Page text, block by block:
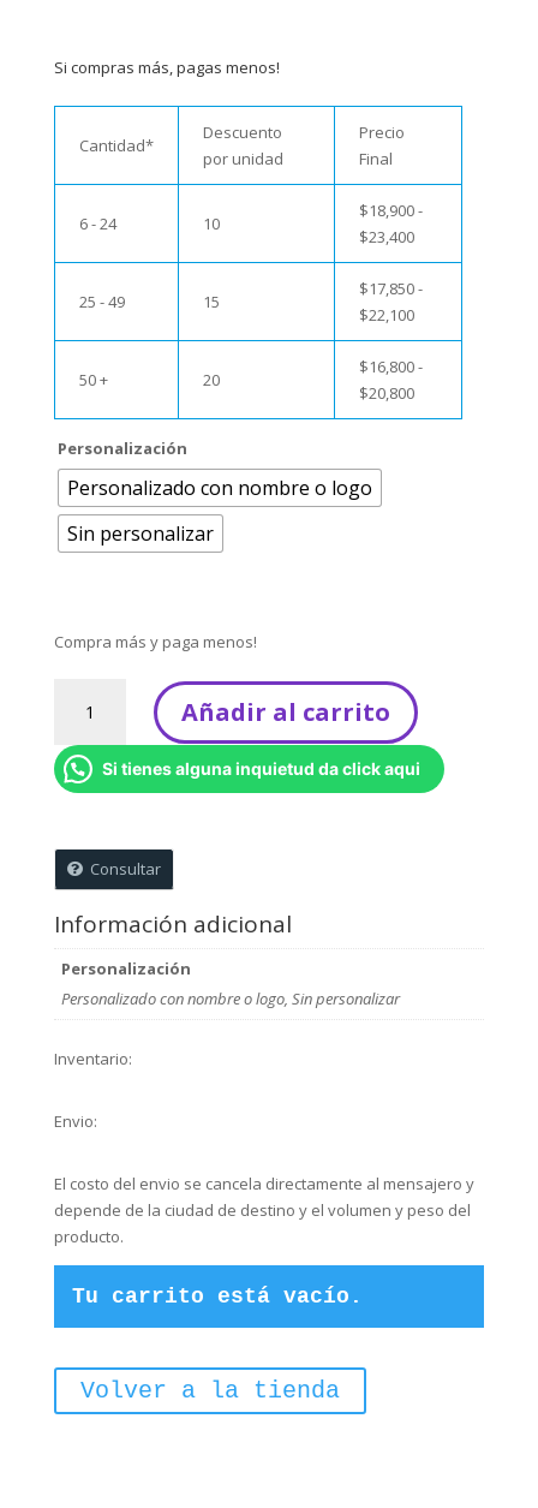
Si compras más, pagas menos!
Cantidad*
Descuento
por unidad
Precio
Final
6 - 24 10
$18,900-
$23,400
25 - 49 15
$17,850-
$22,100
50 + 20
$16,800-
$20,800
Personalización
Personalizado con nombre o logo
Sin personalizar
Compra más y paga menos!
Bicolor
Escarchadas
-
Kit
6
unidades
Añadir al carrito
Si tienes alguna inquietud da click aqui
Consultar
Información adicional
Personalización
Personalizado con nombre o logo, Sin personalizar
Inventario:
Envio:
El costo del envio se cancela directamente al mensajero y
depende de la ciudad de destino y el volumen y peso del
producto.
Tu carrito está vacío.
Volver a la tienda